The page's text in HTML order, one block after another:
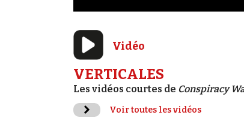
Vidéo
VERTICALES
Les vidéos courtes de Conspiracy
Voir toutes les vidéos